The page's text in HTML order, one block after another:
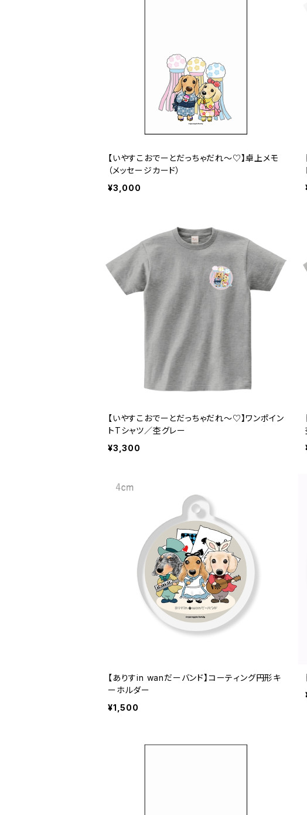
【いやすこおでーとだっちゃだれ～♡】卓上メモ
（メッセージカード）
¥3,000
【いやすこおでーとだっちゃだれ～♡】ワンポイン
トTシャツ／杢グレー
¥3,300
【ありすin wanだーバンド】コーティング円形キ
ーホルダー
¥1,500